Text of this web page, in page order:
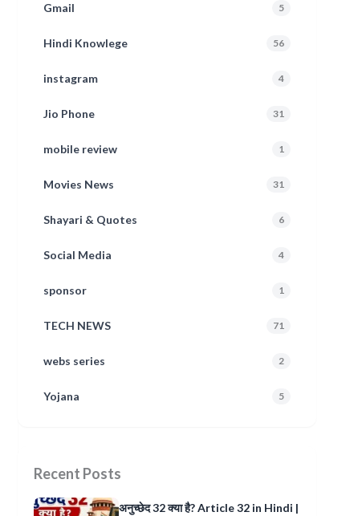
Gmail 5
Hindi Knowlege 56
instagram 4
Jio Phone 31
mobile review 1
Movies News 31
Shayari & Quotes 6
Social Media 4
sponsor 1
TECH NEWS 71
webs series 2
Yojana 5
Recent Posts
अनुच्छेद 32 क्या है? Article 32 in Hindi |